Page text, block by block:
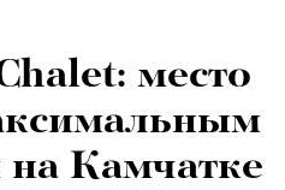
место
Камчатке